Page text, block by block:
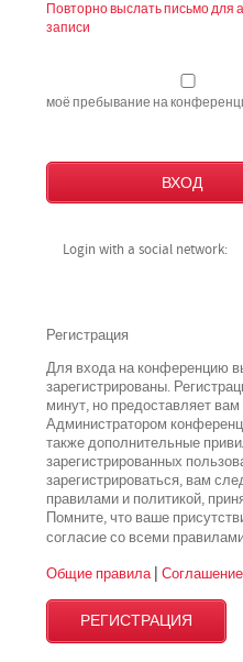
Повторно выслать письмо для
записи
моё пребывание на
Login with a social network:
Регистрация
Для входа на конференцию
зарегистрированы.
минут, но предоставляет
Администратором
также дополнительные
зарегистрированных
зарегистрироваться, вам
правилами и политикой,
Помните, что ваше
согласие со всеми
Общие правила|
РЕГИСТРАЦИЯ